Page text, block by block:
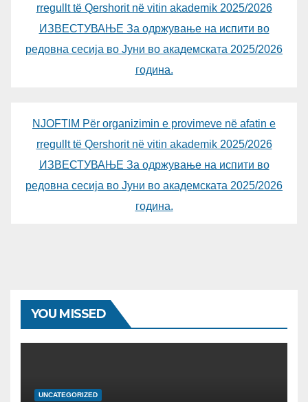
rregullt të Qershorit në vitin akademik 2025/2026
ИЗВЕСТУВАЊЕ За одржување на испити во
редовна сесија во Јуни во академската 2025/2026
година.
NJOFTIM Për organizimin e provimeve në afatin e
rregullt të Qershorit në vitin akademik 2025/2026
ИЗВЕСТУВАЊЕ За одржување на испити во
редовна сесија во Јуни во академската 2025/2026
година.
YOU MISSED
UNCATEGORIZED